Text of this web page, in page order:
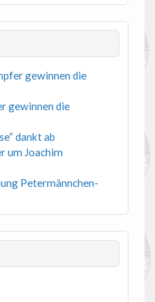
gewinnen die
gewinnen die
dankt ab
um Joachim
Petermännchen-